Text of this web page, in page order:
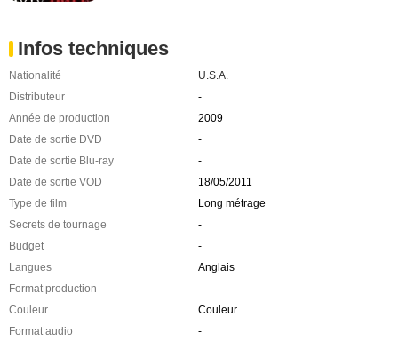
Infos techniques
Nationalité
U.S.A.
Distributeur
-
Année de production
2009
Date de sortie DVD
-
Date de sortie Blu-ray
-
Date de sortie VOD
18/05/2011
Type de film
Long métrage
Secrets de tournage
-
Budget
-
Langues
Anglais
Format production
-
Couleur
Couleur
Format audio
-